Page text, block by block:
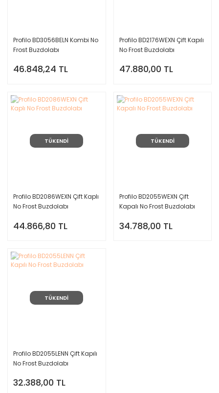
Profilo BD3056BELN Kombi No
Frost Buzdolabı
46.848,24 TL
Profilo BD2176WEXN Çift Kapılı
No Frost Buzdolabı
47.880,00 TL
TÜKENDİ
Profilo BD2086WEXN Çift Kaplı
No Frost Buzdolabı
44.866,80 TL
TÜKENDİ
Profilo BD2055WEXN Çift
Kapalı No Frost Buzdolabı
34.788,00 TL
TÜKENDİ
Profilo BD2055LENN Çift Kapılı
No Frost Buzdolabı
32.388,00 TL